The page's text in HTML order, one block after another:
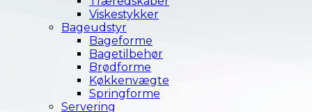
Viskestykker
Bageudstyr
Bageforme
Bagetilbehør
Brødforme
Køkkenvægte
Springforme
Servering